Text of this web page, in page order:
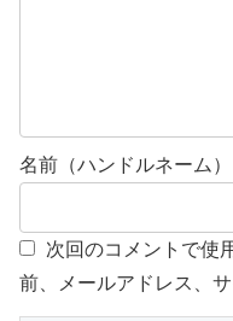
名前（ハンドルネーム）
次回のコメントで使
前、メールアドレス、サ